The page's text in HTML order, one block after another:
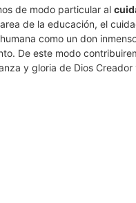
de modo particular al
de la educación, el
como un don
De este modo
y gloria de Dios Creador